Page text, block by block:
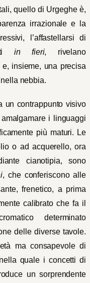
quello di Urgeghe è,
irrazionale e la
l’affastellarsi di
in fieri, rivelano
e, insieme, una precisa
nebbia.
un contrappunto visivo
i linguaggi
più maturi. Le
o ad acquerello, ora
cianotipia, sono
, che conferiscono alle
frenetico, a prima
calibrato che fa il
determinato
delle diverse tavole.
ma consapevole di
quale i concetti di
un sorprendente